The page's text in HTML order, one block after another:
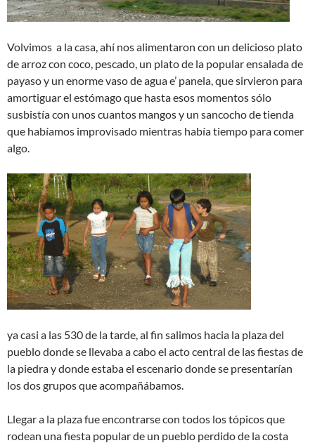
Volvimos a la casa, ahí nos alimentaron con un delicioso plato
de arroz con coco, pescado, un plato de la popular ensalada de
payaso y un enorme vaso de agua e’ panela, que sirvieron para
amortiguar el estómago que hasta esos momentos sólo
susbistía con unos cuantos mangos y un sancocho de tienda
que habíamos improvisado mientras había tiempo para comer
algo.
ya casi a las 530 de la tarde, al fin salimos hacia la plaza del
pueblo donde se llevaba a cabo el acto central de las fiestas de
la piedra y donde estaba el escenario donde se presentarían
los dos grupos que acompañábamos.
Llegar a la plaza fue encontrarse con todos los tópicos que
rodean una fiesta popular de un pueblo perdido de la costa